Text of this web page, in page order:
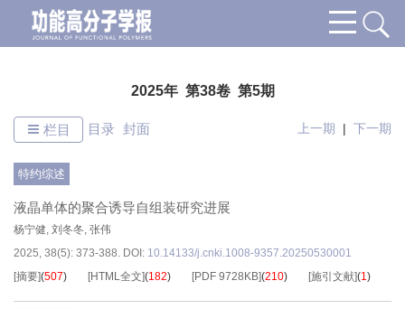
2025年 第38卷 第5期
上一期 | 下一期
栏目 目录 封面
特约综述
液晶单体的聚合诱导自组装研究进展
杨宁健, 刘冬冬, 张伟
2025, 38(5): 373-388. DOI: 10.14133/j.cnki.1008-9357.20250530001
[摘要](507) [HTML全文](182) [PDF 9728KB](210) [施引文献](1)